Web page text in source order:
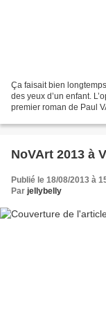
Ça faisait bien
des yeux d’un enfant.
premier roman de Paul
NoVArt 2013 à
Publié le 18/08/2013 à
Par jellybelly